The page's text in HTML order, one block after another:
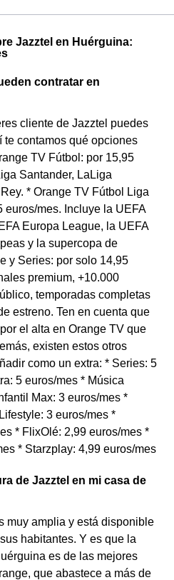
Jazztel en Huérguina:
contratar en
cliente de Jazztel puedes
te contamos qué opciones
TV Fútbol: por 15,95
Santander, LaLiga
* Orange TV Fútbol Liga
euros/mes. Incluye la UEFA
Europa League, la UEFA
y la supercopa de
y Series: por solo 14,95
premium, +10.000
temporadas completas
estreno. Ten en cuenta que
el alta en Orange TV que
existen estos otros
como un extra: * Series: 5
5 euros/mes * Música
Max: 3 euros/mes *
3 euros/mes *
* FlixOlé: 2,99 euros/mes *
* Starzplay: 4,99 euros/mes
de Jazztel en mi casa de
muy amplia y está disponible
habitantes. Y es que la
es de las mejores
que abastece a más de